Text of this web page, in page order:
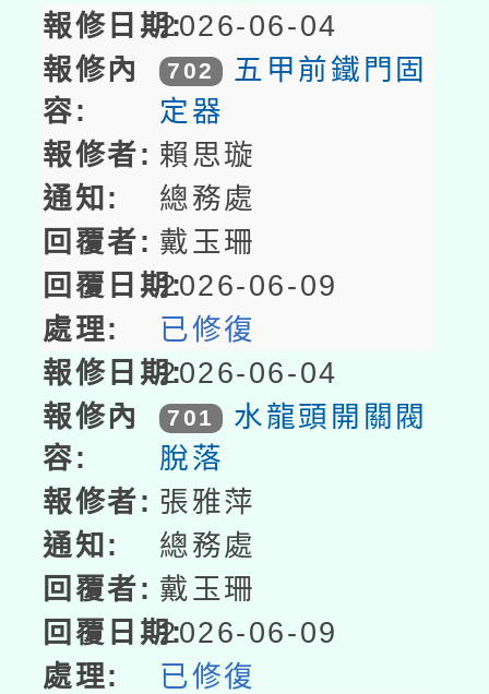
2026-06-04
702
五甲前鐵門固
定器
賴思璇
總務處
戴玉珊
2026-06-09
已修復
2026-06-04
701
水龍頭開關閥
脫落
張雅萍
總務處
戴玉珊
2026-06-09
已修復